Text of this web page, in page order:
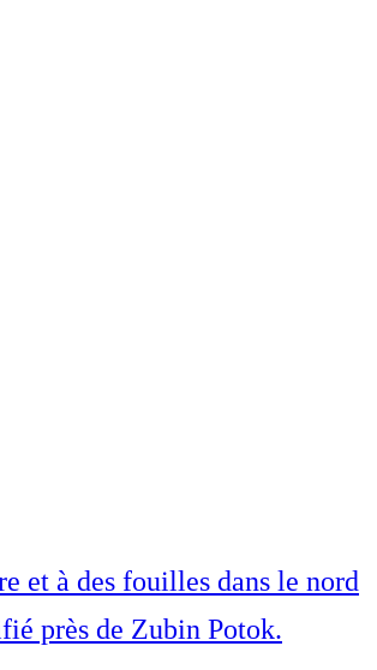
et à des fouilles dans le nord
près de Zubin Potok.